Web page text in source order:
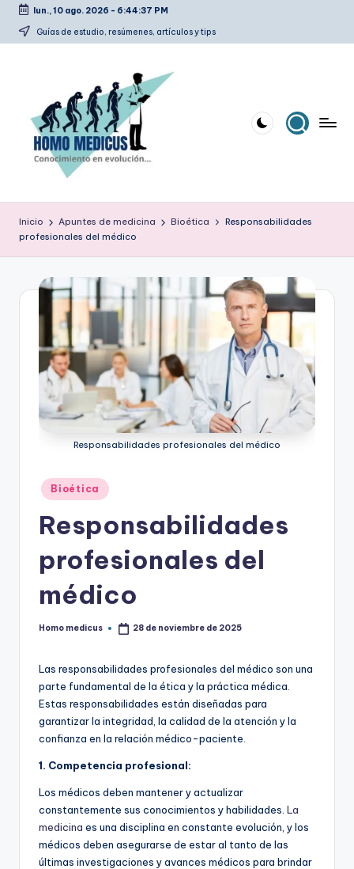
Saltar
lun., 10 ago. 2026 - 6:44:38 PM
Guías de estudio, resúmenes, artículos y tips
o
m
d
ic
estudio,
Inicio Apuntes de medicina Bioética
Responsabilidades
profesionales del médico
Responsabilidades profesionales del médico
Publicado
en
Bioética
Responsabilidades
profesionales del
médico
Publicado
Homo medicus 28 de noviembre de 2025
Las responsabilidades profesionales del médico son una
parte fundamental de la ética y la práctica médica.
Estas responsabilidades están diseñadas para
garantizar la integridad, la calidad de la atención y la
confianza en la relación médico-paciente.
1. Competencia profesional:
Los médicos deben mantener y actualizar
constantemente sus conocimientos y habilidades. La
medicina es una disciplina en constante evolución, y los
médicos deben asegurarse de estar al tanto de las
últimas investigaciones y avances médicos para brindar